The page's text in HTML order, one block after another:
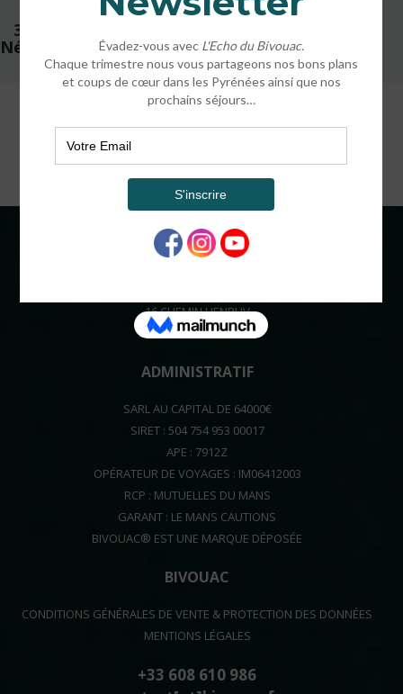
Navigation
de
l’article
3 jours de Trek dans le
Néouvielle
COORDONNÉES
16 CHEMIN HENRI IV
64320 OUSSE FRANCE
ADMINISTRATIF
SARL AU CAPITAL DE 64000€
SIRET : 504 754 953 00017
APE : 7912Z
OPÉRATEUR DE VOYAGES : IM06412003
RCP : MUTUELLES DU MANS
GARANT : LE MANS CAUTIONS
BIVOUAC® EST UNE MARQUE DÉPOSÉE
BIVOUAC
CONDITIONS GÉNÉRALES DE VENTE & PROTECTION DES DONNÉES
MENTIONS LÉGALES
+33 608 610 986